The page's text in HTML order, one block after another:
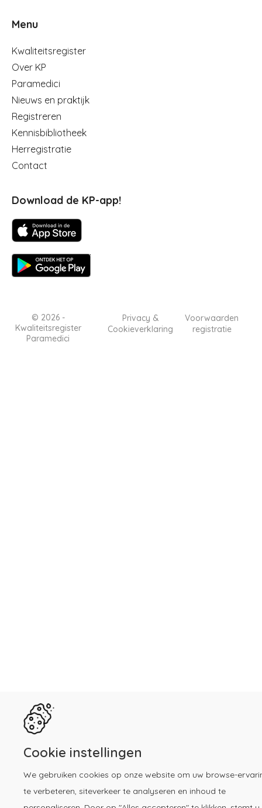
Cookie instellingen
We gebruiken cookies op onze website om uw browse-
te verbeteren, siteverkeer te analyseren en inhoud te
Menu
Menu
Kwaliteitsregister
Over KP
Paramedici
Nieuws en praktijk
Registreren
Kennisbibliotheek
Herregistratie
Contact
Download de KP-app!
© 2026 -
Kwaliteitsregister
Paramedici
Copyright
menu
Privacy &
Cookieverklaring
Voorwaarden
registratie